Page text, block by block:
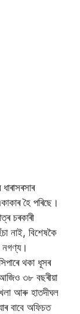
হৈ পৰিছে।
চৰকাৰী
নাই, বিশেষকৈ
নগণ্য।
থকা ধূসৰ
৩৮ বছৰীয়া
আৰু হাতদীঘল
বাবে অফিচত